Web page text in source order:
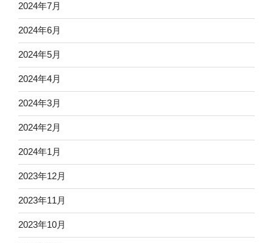
2024年7月
2024年6月
2024年5月
2024年4月
2024年3月
2024年2月
2024年1月
2023年12月
2023年11月
2023年10月